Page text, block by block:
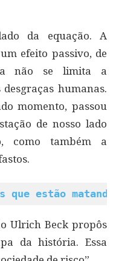
da equação. A
efeito passivo, de
não se limita a
humanas.
momento, passou
de nosso lado
como também a
que estão matando
Ulrich Beck propôs
da história. Essa